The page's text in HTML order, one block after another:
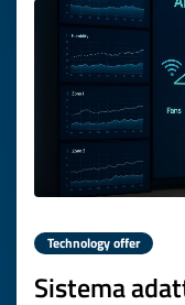
Technology offer
Sistema